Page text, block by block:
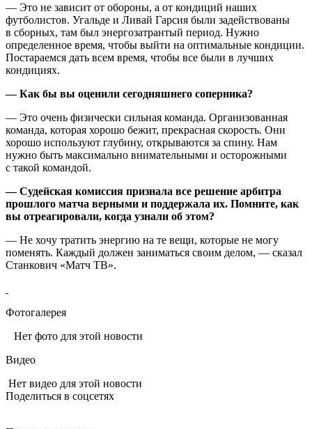
— Это не зависит от обороны, а от кондиций наших
футболистов. Угальде и Ливай Гарсия были задействованы
в сборных, там был энергозатрантый период. Нужно
определенное время, чтобы выйти на оптимальные кондиции.
Постараемся дать всем время, чтобы все были в лучших
кондициях.
— Как бы вы оценили сегодняшнего соперника?
— Это очень физически сильная команда. Организованная
команда, которая хорошо бежит, прекрасная скорость. Они
хорошо используют глубину, открываются за спину. Нам
нужно быть максимально внимательными и осторожными
с такой командой.
— Судейская комиссия признала все решение арбитра
прошлого матча верными и поддержала их. Помните, как
вы отреагировали, когда узнали об этом?
— Не хочу тратить энергию на те вещи, которые не могу
поменять. Каждый должен заниматься своим делом, — сказал
Станкович «Матч ТВ».
Фотогалерея
Нет фото для этой новости
Видео
Нет видео для этой новости
Поделиться в соцсетях